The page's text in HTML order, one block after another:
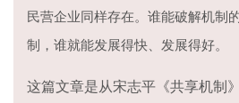
民营企业同样存在。谁能破解机制
制，谁就能发展得快、发展得好。
这篇文章是从宋志平《共享机制